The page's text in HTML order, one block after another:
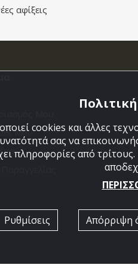
αφίξεις
Μουcookies και άλλες
σας να
πληροφορίες από
Ρυθμίσεις Απόρριψη